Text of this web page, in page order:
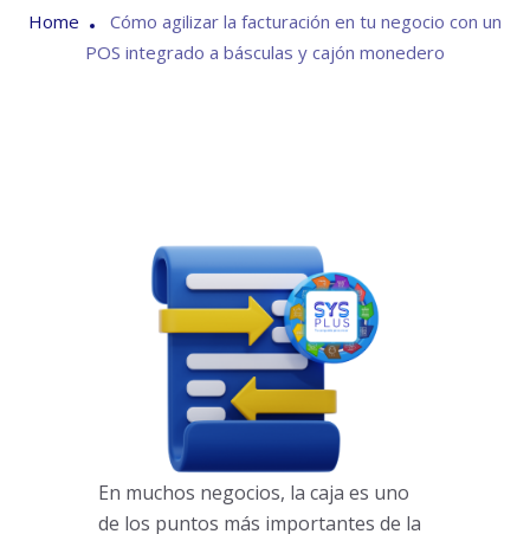
Home
Cómo agilizar la facturación en tu negocio con un
POS integrado a básculas y cajón monedero
En muchos negocios, la caja es uno
de los puntos más importantes de la